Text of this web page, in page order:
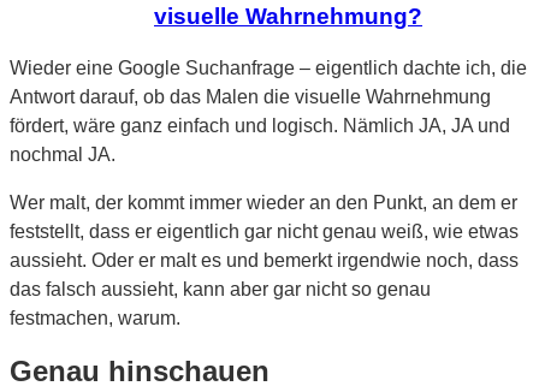
visuelle Wahrnehmung?
Wieder eine Google Suchanfrage – eigentlich dachte ich, die
Antwort darauf, ob das Malen die visuelle Wahrnehmung
fördert, wäre ganz einfach und logisch. Nämlich JA, JA und
nochmal JA.
Wer malt, der kommt immer wieder an den Punkt, an dem er
feststellt, dass er eigentlich gar nicht genau weiß, wie etwas
aussieht. Oder er malt es und bemerkt irgendwie noch, dass
das falsch aussieht, kann aber gar nicht so genau
festmachen, warum.
Genau hinschauen